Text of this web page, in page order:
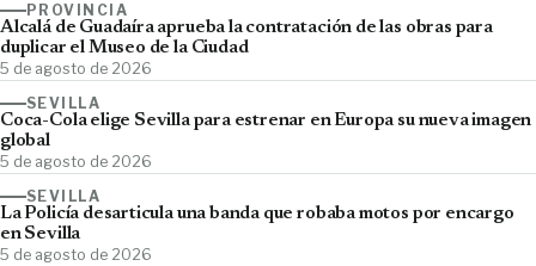
PROVINCIA
Alcalá de Guadaíra aprueba la contratación de las obras para
duplicar el Museo de la Ciudad
5 de agosto de 2026
SEVILLA
Coca-Cola elige Sevilla para estrenar en Europa su nueva imagen
global
5 de agosto de 2026
SEVILLA
La Policía desarticula una banda que robaba motos por encargo
en Sevilla
5 de agosto de 2026